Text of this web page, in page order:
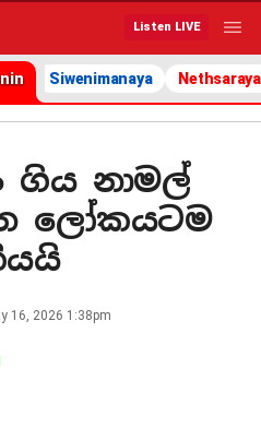
Listen LIVE
Siwenimanaya Nethsaraya
ගිය නාමල්
ලෝකයටම
16, 2026 1:38pm